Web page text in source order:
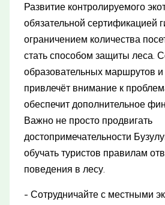
Развитие контролируемого
обязательной сертификацией
ограничением количества
стать способом защиты леса.
образовательных маршрутов
привлечёт внимание к
обеспечит дополнительное
Важно не просто продвигать
достопримечательности
обучать туристов правилам
поведения в лесу.
- Сотрудничайте с местными